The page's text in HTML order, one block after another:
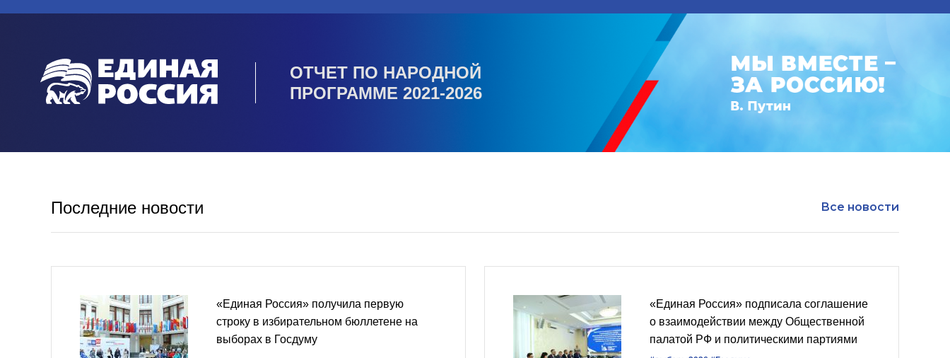
ОТЧЕТ ПО НАРОДНОЙ
ПРОГРАММЕ 2021-2026
Последние новости Все новости
«Единая Россия» получила первую
строку в избирательном бюллетене на
выборах в Госдуму
«Единая Россия» подписала соглашение
о взаимодействии между Общественной
палатой РФ и политическими партиями